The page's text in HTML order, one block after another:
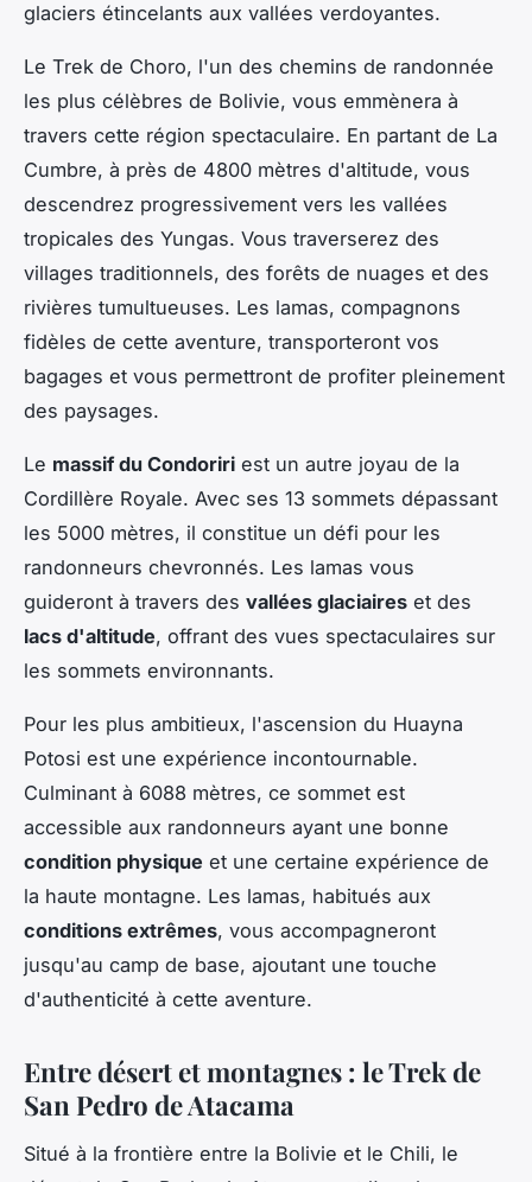
glaciers étincelants aux vallées verdoyantes.
Le Trek de Choro, l'un des chemins de randonnée
les plus célèbres de Bolivie, vous emmènera à
travers cette région spectaculaire. En partant de La
Cumbre, à près de 4800 mètres d'altitude, vous
descendrez progressivement vers les vallées
tropicales des Yungas. Vous traverserez des
villages traditionnels, des forêts de nuages et des
rivières tumultueuses. Les lamas, compagnons
fidèles de cette aventure, transporteront vos
bagages et vous permettront de profiter pleinement
des paysages.
Le massif du Condoriri est un autre joyau de la
Cordillère Royale. Avec ses 13 sommets dépassant
les 5000 mètres, il constitue un défi pour les
randonneurs chevronnés. Les lamas vous
guideront à travers des vallées glaciaires et des
lacs d'altitude, offrant des vues spectaculaires sur
les sommets environnants.
Pour les plus ambitieux, l'ascension du Huayna
Potosi est une expérience incontournable.
Culminant à 6088 mètres, ce sommet est
accessible aux randonneurs ayant une bonne
condition physique et une certaine expérience de
la haute montagne. Les lamas, habitués aux
conditions extrêmes, vous accompagneront
jusqu'au camp de base, ajoutant une touche
d'authenticité à cette aventure.
Entre désert et montagnes : le Trek de
San Pedro de Atacama
Situé à la frontière entre la Bolivie et le Chili, le